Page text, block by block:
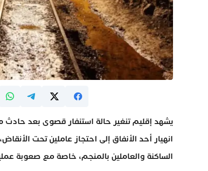
يشهد إقليم تنغير حالة استنفار قصوى بعد
انهيار أحد الأنفاق إلى احتجاز عاملين تحت
الساكنة والعاملين بالمنجم، خاصة مع صعوبة